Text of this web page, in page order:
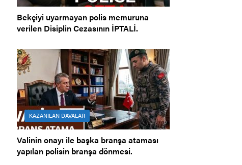
Bekçiyi uyarmayan polis memuruna
verilen Disiplin Cezasının İPTALİ.
KAZANILAN DAVALAR
Valinin onayı ile başka branşa ataması
yapılan polisin branşa dönmesi.